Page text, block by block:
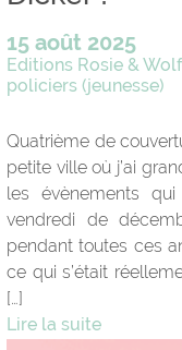
15 août 2025
Editions Rosie &
policiers (jeunesse)
Quatrième de
petite ville où j’ai
les évènements
vendredi de
pendant toutes ces
ce qui s’était
[…]
Lire la suite